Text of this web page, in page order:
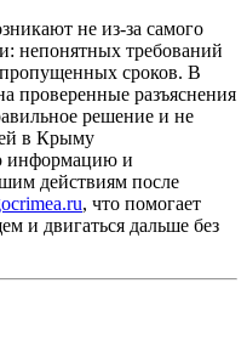
не из‑за самого
непонятных требований
сроков. В
проверенные разъяснения
решение и не
в Крыму
информацию и
действиям после
, что помогает
и двигаться дальше без